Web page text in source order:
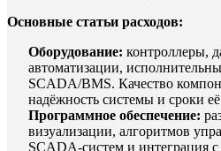
Основные статьи расходов:
Оборудование: контроллеры,
автоматизации,
SCADA/BMS. Качество
надёжность системы и сроки
Программное обеспечение:
визуализации, алгоритмов
SCADA-систем и интеграция